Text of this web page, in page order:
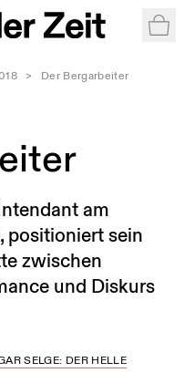
> Der Bergarbeiter
am
positioniert sein
zwischen
und Diskurs
SELGE: DER HELLE